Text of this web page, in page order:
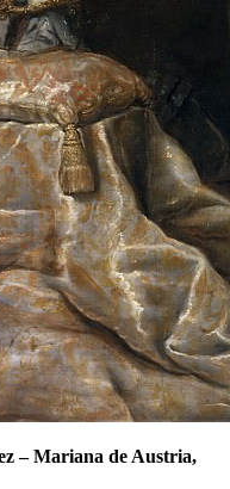
–Mariana de Austria,